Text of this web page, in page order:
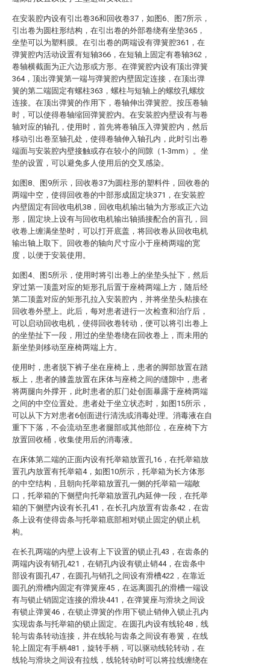
在安装腔内设有引出卷36和回收卷37，如图6、图7所示，
引出卷为圆柱形结构，在引出卷的外部卷绕有坐垫365，
坐垫可以为塑料膜。在引出卷的两端设有弹簧腔361，在
弹簧腔内活动设置有短轴366，在短轴上固定有卷轴362，
卷轴横截面为正六边形或方形。在弹簧腔内设有顶出弹簧
364，顶出弹簧第一端与弹簧腔内壁固定连接，在顶出弹
簧的第二端固定有螺柱363，螺柱与短轴上的螺纹孔螺纹
连接。在顶出弹簧的作用下，卷轴伸出弹簧腔。按压卷轴
时，可以使得卷轴缩回弹簧腔内。在安装腔内壁设有与卷
轴对应的轴孔，使用时，首先将卷轴压入弹簧腔内，然后
移动引出卷至轴孔处，使得卷轴伸入轴孔内，此时引出卷
端面与安装腔内壁接触或存在较小的间隙（1-3mm）。坐
垫的设置，可以避免多人使用后的交叉感染。
如图8、图9所示，回收卷37为圆柱形的塑料件，回收卷的
两端中空，使得回收卷的中部形成固定块371，在安装腔
内壁固定有回收电机38，回收电机输出轴为方形或正六边
形，固定块上设有与回收电机输出轴插接配合的盲孔，回
收卷上缠满坐垫时，可以打开底盖，将回收卷从回收电机
输出轴上取下。回收卷的轴向尺寸应小于座椅两端的宽
度，以便于安装使用。
如图4、图5所示，使用时将引出卷上的坐垫头扯下，然后
穿过第一顶盖对应的矩形孔后置于座椅两端上方，随后经
第二顶盖对应的矩形孔拉入安装腔内，并将坐垫头粘接在
回收卷外壁上。此后，每对患者进行一次检查和治疗后，
可以启动回收电机，使得回收卷转动，便可以将引出卷上
的坐垫扯下一段，用过的坐垫卷绕在回收卷上，而未用的
新坐垫则移动至座椅两端上方。
使用时，患者脱下裤子坐在座椅上，患者的脚部放置在踏
板上，患者的膝盖放置在床体与座椅之间的缝隙中，患者
将两腿向外撑开，此时患者的肛门处创面暴露于座椅两端
之间的中空位置处。患者处于坐立状态时，如图15所示，
可以从下方对患者6创面进行清洗或消毒处理。消毒液在自
重下下落，不会流动至患者腿部或其他部位，在座椅下方
放置回收桶，收集使用后的消毒液。
在床体第二端的正面内设有托举箱放置孔16，在托举箱放
置孔内放置有托举箱4，如图10所示，托举箱为长方体形
的中空结构，且朝向托举箱放置孔一侧的托举箱一端敞
口，托举箱的下侧壁向托举箱放置孔内延伸一段，在托举
箱的下侧壁内设有长孔41，在长孔内放置有齿条42，在齿
条上设有使得齿条与托举箱底部相对锁止固定的锁止机
构。
在长孔两端的内壁上设有上下设置的锁止孔43，在齿条的
两端内设有销孔421，在销孔内设有锁止销44，在齿条中
部设有圆孔47，在圆孔与销孔之间设有滑槽422，在靠近
圆孔的滑槽内固定有弹簧座45，在远离圆孔的滑槽一端设
有与锁止销固定连接的滑块441，在弹簧座与滑块之间设
有锁止弹簧46，在锁止弹簧的作用下锁止销伸入锁止孔内
实现齿条与托举箱的锁止固定。在圆孔内设有线轮48，线
轮与齿条转动连接，并在线轮与齿条之间设有卷簧，在线
轮上固定有手柄481，旋转手柄，可以驱动线轮转动，在
线轮与滑块之间设有拉线，线轮转动时可以将拉线缠绕在